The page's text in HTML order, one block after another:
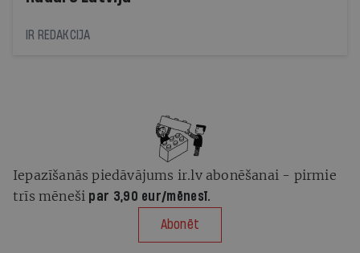
IR REDAKCIJA
Iepazīšanās piedāvājums ir.lv abonēšanai - pirmie
trīs mēneši par 3,90 eur/mēnesī.
Abonēt